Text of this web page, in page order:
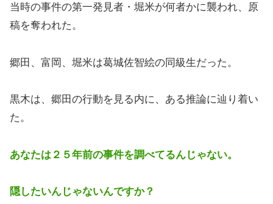
当時の事件の第一発見者・堀米が何者かに襲われ、原
稿を奪われた。
郷田、富岡、堀米は葛城佐智絵の同級生だった。
黒木は、郷田の行動を見る内に、ある推論に辿り着い
た。
あなたは２５年前の事件を調べてるんじゃない。
隠したいんじゃないんですか？